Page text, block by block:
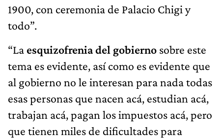
1900, con ceremonia de Palacio Chigi y
todo”.
“La esquizofrenia del gobierno sobre este
tema es evidente, así como es evidente que
al gobierno no le interesan para nada todas
esas personas que nacen acá, estudian acá,
trabajan acá, pagan los impuestos acá, pero
que tienen miles de dificultades para